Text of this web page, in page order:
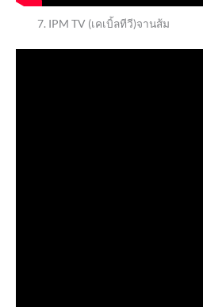
IPM TV (เคเบิ้ลทีวี)จานส้ม